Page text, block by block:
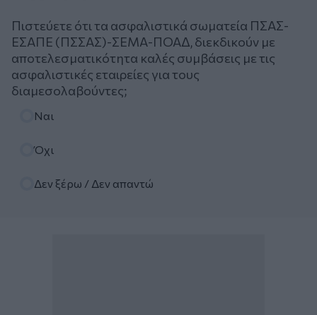
Πιστεύετε ότι τα ασφαλιστικά σωματεία ΠΣΑΣ-
ΕΣΑΠΕ (ΠΣΣΑΣ)-ΣΕΜΑ-ΠΟΑΔ, διεκδικούν με
αποτελεσματικότητα καλές συμβάσεις με τις
ασφαλιστικές εταιρείες για τους
διαμεσολαβούντες;
Ναι
Όχι
Δεν ξέρω / Δεν απαντώ